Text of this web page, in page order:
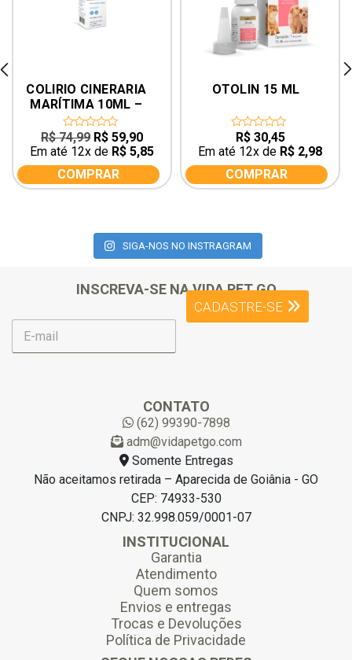
COLIRIO CINERARIA
MARÍTIMA 10ML –
ORIGINAL
0
out
of
5
R$74,99 O
preço
original
era:
R$ 74,99.
R$ 59,90O
preço
atual
R$ 59,90.
Em até 12x de R$ 5,85
COMPRAR
OTOLIN 15 ML
out
of
5
R$30,45
Em até 12x de R$ 2,98
COMPRAR
SIGA-NOS NO INSTRAGRAM
INSCREVA-SE NA VIDA PET GO
E
m
CADASTRE-SE
CONTATO
(62) 99390-7898
adm@vidapetgo.com
Somente Entregas
Não aceitamos retirada – Aparecida de Goiânia - GO
CEP: 74933-530
CNPJ: 32.998.059/0001-07
INSTITUCIONAL
Garantia
Atendimento
Quem somos
Envios e entregas
Trocas e Devoluções
Política de Privacidade